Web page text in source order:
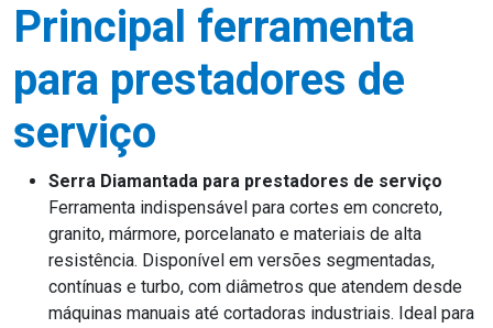
Principal ferramenta
para prestadores de
serviço
Serra Diamantada para prestadores de serviço
Ferramenta indispensável para cortes em concreto,
granito, mármore, porcelanato e materiais de alta
resistência. Disponível em versões segmentadas,
contínuas e turbo, com diâmetros que atendem desde
máquinas manuais até cortadoras industriais. Ideal para